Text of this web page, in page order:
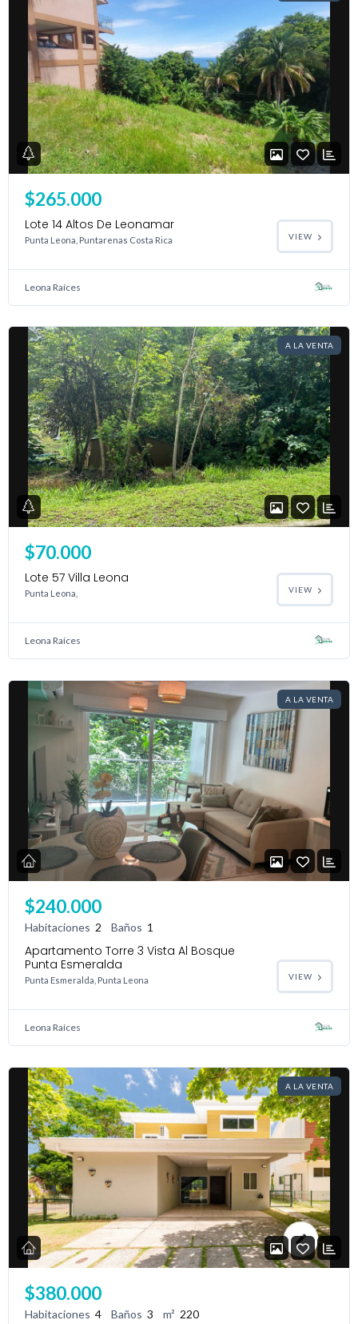
$265.000
Lote 14 Altos De Leonamar
Punta Leona, Puntarenas Costa Rica VIEW
Leona Raíces
A LA VENTA
$70.000
Lote 57 Villa Leona
Punta Leona, VIEW
Leona Raíces
A LA VENTA
$240.000
Habitaciones 2 Baños 1
Apartamento Torre 3 Vista Al Bosque
Punta Esmeralda
Punta Esmeralda, Punta Leona VIEW
Leona Raíces
A LA VENTA
$380.000
Habitaciones 4 Baños 3 m² 220